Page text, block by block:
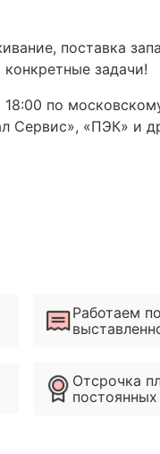
поставка
задачи!
по
Сервис», «ПЭК» и
Работаем
Отсрочка